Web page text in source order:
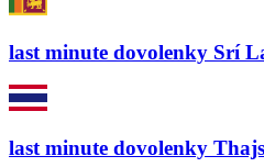
last minute dovolenky Srí
last minute dovolenky